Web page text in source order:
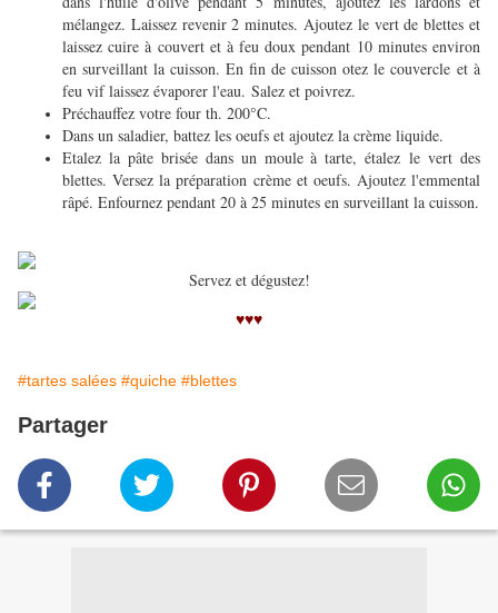
mélangez. Laissez revenir 2 minutes. Ajoutez le vert de blettes et
laissez cuire à couvert et à feu doux pendant 10 minutes environ
en surveillant la cuisson. En fin de cuisson otez le couvercle et à
feu vif laissez évaporer l'eau. Salez et poivrez.
Préchauffez votre four th. 200°C.
Dans un saladier, battez les oeufs et ajoutez la crème liquide.
Etalez la pâte brisée dans un moule à tarte, étalez le vert des
blettes. Versez la préparation crème et oeufs. Ajoutez l'emmental
râpé. Enfournez pendant 20 à 25 minutes en surveillant la cuisson.
Servez et dégustez!
♥♥♥
#tartes salées #quiche #blettes
Partager